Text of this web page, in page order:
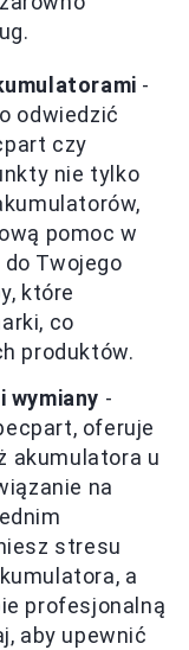
-
odwiedzić
czy
nie tylko
pomoc w
Twojego
które
co
produktów.
wymiany -
oferuje
akumulatora u
na
stresu
a
profesjonalną
aby upewnić